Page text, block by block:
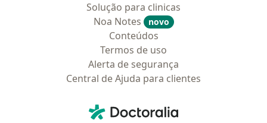
Solução para clinicas
Noa Notes
novo
Conteúdos
Termos de uso
Alerta de segurança
Central de Ajuda para clientes
Doctoralia - Homepage